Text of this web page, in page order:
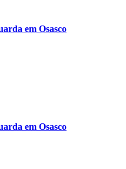
em Osasco
em Osasco